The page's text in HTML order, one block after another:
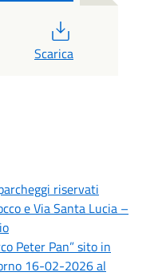
Scarica
riservati
e Via Santa Lucia –
Peter Pan” sito in
16-02-2026 al